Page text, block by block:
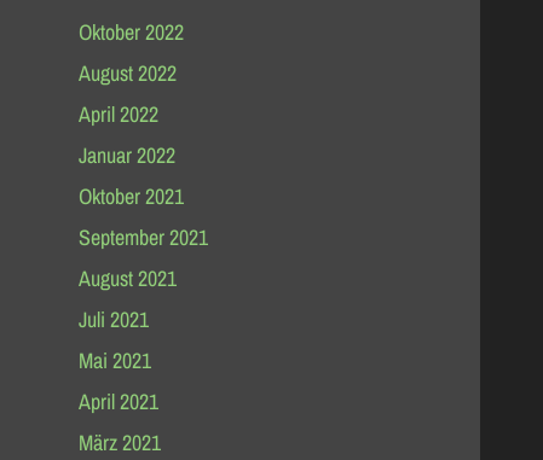
Oktober 2022
August 2022
April 2022
Januar 2022
Oktober 2021
September 2021
August 2021
Juli 2021
Mai 2021
April 2021
März 2021